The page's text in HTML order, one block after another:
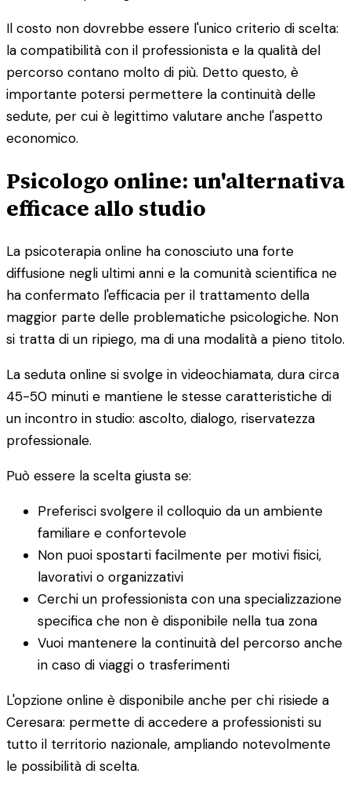
Il costo non dovrebbe essere l'unico criterio di scelta:
la compatibilità con il professionista e la qualità del
percorso contano molto di più. Detto questo, è
importante potersi permettere la continuità delle
sedute, per cui è legittimo valutare anche l'aspetto
economico.
Psicologo online: un'alternativa
efficace allo studio
La psicoterapia online ha conosciuto una forte
diffusione negli ultimi anni e la comunità scientifica ne
ha confermato l'efficacia per il trattamento della
maggior parte delle problematiche psicologiche. Non
si tratta di un ripiego, ma di una modalità a pieno titolo.
La seduta online si svolge in videochiamata, dura circa
45-50 minuti e mantiene le stesse caratteristiche di
un incontro in studio: ascolto, dialogo, riservatezza
professionale.
Può essere la scelta giusta se:
Preferisci svolgere il colloquio da un ambiente
familiare e confortevole
Non puoi spostarti facilmente per motivi fisici,
lavorativi o organizzativi
Cerchi un professionista con una specializzazione
specifica che non è disponibile nella tua zona
Vuoi mantenere la continuità del percorso anche
in caso di viaggi o trasferimenti
L'opzione online è disponibile anche per chi risiede a
Ceresara: permette di accedere a professionisti su
tutto il territorio nazionale, ampliando notevolmente
le possibilità di scelta.